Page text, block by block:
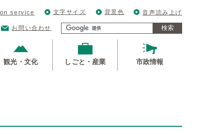
service 文字サイズ 背景色 音声読み上げ
お問い合わせ 検索
観光・文化 しごと・産業 市政情報